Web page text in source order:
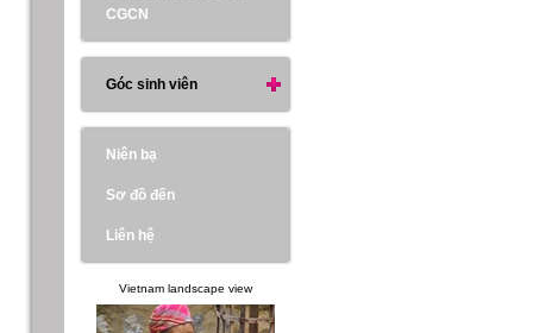
CGCN
Góc sinh viên
Niên bạ
Sơ đồ đến
Liên hệ
Vietnam landscape view